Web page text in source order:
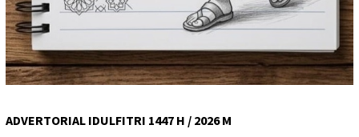
ADVERTORIAL IDULFITRI 1447 H / 2026 M